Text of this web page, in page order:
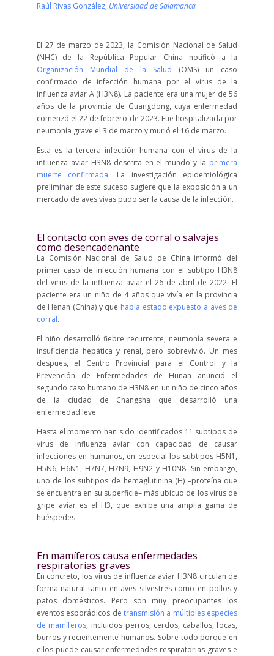
Raúl Rivas González, Universidad de Salamanca
El 27 de marzo de 2023, la Comisión Nacional de Salud
(NHC) de la República Popular China notificó a la
Organización Mundial de la Salud (OMS) un caso
confirmado de infección humana por el virus de la
influenza aviar A (H3N8). La paciente era una mujer de 56
años de la provincia de Guangdong, cuya enfermedad
comenzó el 22 de febrero de 2023. Fue hospitalizada por
neumonía grave el 3 de marzo y murió el 16 de marzo.
Esta es la tercera infección humana con el virus de la
influenza aviar H3N8 descrita en el mundo y la primera
muerte confirmada. La investigación epidemiológica
preliminar de este suceso sugiere que la exposición a un
mercado de aves vivas pudo ser la causa de la infección.
El contacto con aves de corral o salvajes
como desencadenante
La Comisión Nacional de Salud de China informó del
primer caso de infección humana con el subtipo H3N8
del virus de la influenza aviar el 26 de abril de 2022. El
paciente era un niño de 4 años que vivía en la provincia
de Henan (China) y que había estado expuesto a aves de
corral.
El niño desarrolló fiebre recurrente, neumonía severa e
insuficiencia hepática y renal, pero sobrevivió. Un mes
después, el Centro Provincial para el Control y la
Prevención de Enfermedades de Hunan anunció el
segundo caso humano de H3N8 en un niño de cinco años
de la ciudad de Changsha que desarrolló una
enfermedad leve.
Hasta el momento han sido identificados 11 subtipos de
virus de influenza aviar con capacidad de causar
infecciones en humanos, en especial los subtipos H5N1,
H5N6, H6N1, H7N7, H7N9, H9N2 y H10N8. Sin embargo,
uno de los subtipos de hemaglutinina (H) –proteína que
se encuentra en su superficie– más ubicuo de los virus de
gripe aviar es el H3, que exhibe una amplia gama de
huéspedes.
En mamíferos causa enfermedades
respiratorias graves
En concreto, los virus de influenza aviar H3N8 circulan de
forma natural tanto en aves silvestres como en pollos y
patos domésticos. Pero son muy preocupantes los
eventos esporádicos de transmisión a múltiples especies
de mamíferos, incluidos perros, cerdos, caballos, focas,
burros y recientemente humanos. Sobre todo porque en
ellos puede causar enfermedades respiratorias graves e